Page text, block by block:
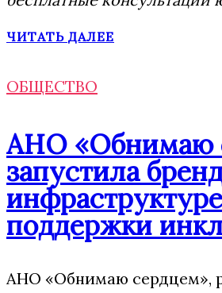
ЧИТАТЬ ДАЛЕЕ
ОБЩЕСТВО
АНО «Обнимаю
запустила
поддержки
АНО «Обнимаю сердцем»,